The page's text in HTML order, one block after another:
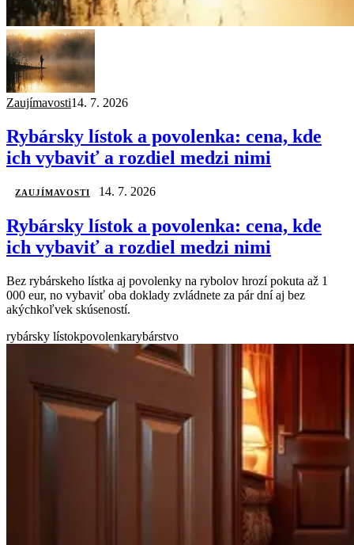
Zaujímavosti14. 7. 2026
Rybársky lístok a povolenka: cena, kde
ich vybaviť a rozdiel medzi nimi
ZAUJÍMAVOSTI 14. 7. 2026
Rybársky lístok a povolenka: cena, kde
ich vybaviť a rozdiel medzi nimi
Bez rybárskeho lístka aj povolenky na rybolov hrozí pokuta až 1
000 eur, no vybaviť oba doklady zvládnete za pár dní aj bez
akýchkoľvek skúseností.
rybársky lístokpovolenkarybárstvo